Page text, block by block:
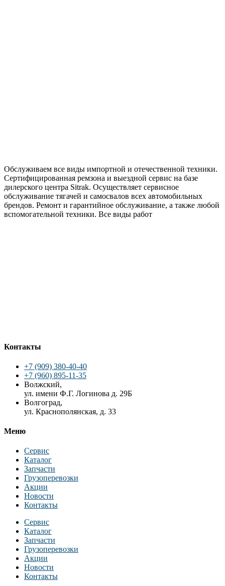
Обслуживаем все виды импортной и отечественной техники.
Сертифицированная ремзона и выездной сервис на базе
дилерского центра Sitrak. Осуществляет сервисное
обслуживание тягачей и самосвалов всех автомобильных
брендов. Ремонт и гарантийное обслуживание, а также любой
вспомогательной техники. Все виды работ
Контакты
+7 (909) 380-40-40
+7 (960) 895-11-35
Волжский,
ул. имени Ф.Г. Логинова д. 29Б
Волгоград,
ул. Краснополянская, д. 33
Меню
Сервис
Каталог
Запчасти
Грузоперевозки
Акции
Новости
Контакты
Сервис
Каталог
Запчасти
Грузоперевозки
Акции
Новости
Контакты